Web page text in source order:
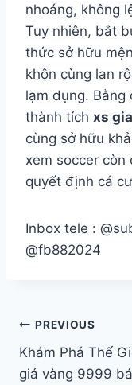
nhoáng, không
Tuy nhiên, bắt
thức sở hữu
khôn cùng lan
lạm dụng. Bằng
thành tích xs
cùng sở hữu
xem soccer còn
quyết định cá
Inbox tele :
@fb882024
PREVIOUS
Khám Phá Thế
giá vàng 9999